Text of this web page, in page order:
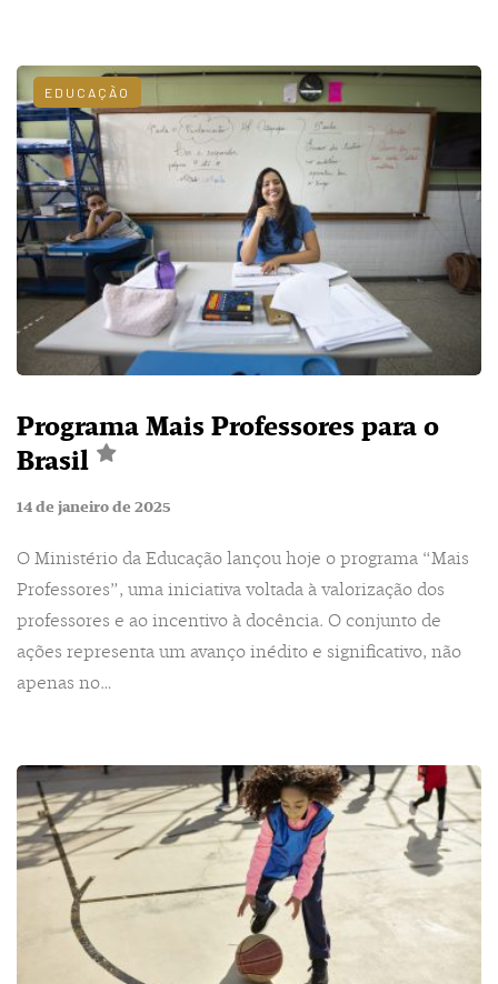
EDUCAÇÃO
Programa Mais Professores para o
Brasil
14 de janeiro de 2025
O Ministério da Educação lançou hoje o programa “Mais
Professores”, uma iniciativa voltada à valorização dos
professores e ao incentivo à docência. O conjunto de
ações representa um avanço inédito e significativo, não
apenas no…